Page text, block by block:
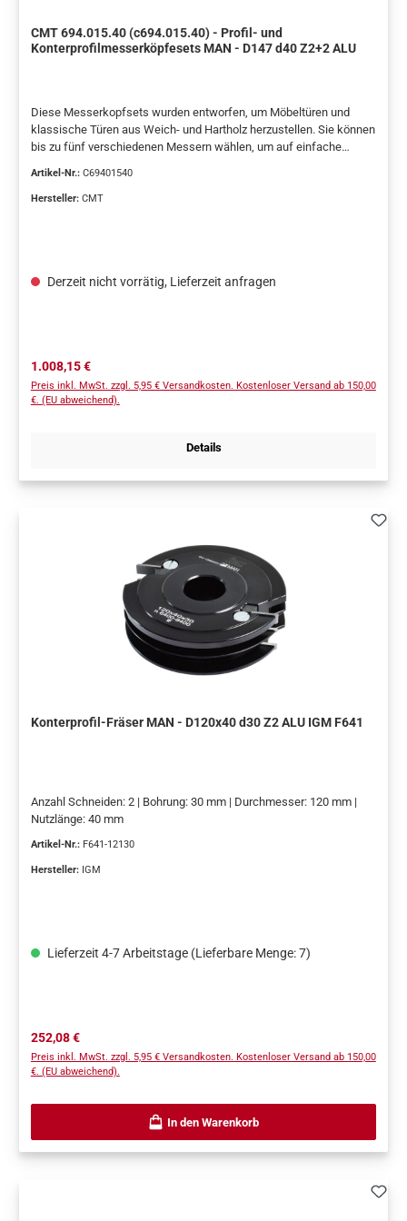
CMT 694.015.40 (c694.015.40) - Profil- und
Konterprofilmesserköpfesets MAN - D147 d40 Z2+2 ALU
Diese Messerkopfsets wurden entworfen, um Möbeltüren und
klassische Türen aus Weich- und Hartholz herzustellen. Sie können
bis zu fünf verschiedenen Messern wählen, um auf einfache
elegante, verstellbare Nuten mit 8mm bis 15mm Stärke zu
(Messerköpfe 1 und 2).Körper aus hochlegiertem Spezialstahl
(Messerköpfe 1 und 2).12 Distanzringe von 0,1mm bis 2mm
(Messerkopf 3).Werkzeuge für Handvorschub (MAN).Stifte für die
automatische Positionierung der Messer/Wendeplatten.GELIEFERT
Artikel-Nr.: C69401540
Hersteller: CMT
Derzeit nicht vorrätig, Lieferzeit anfragen
Regulärer Preis:
1.008,15 €
Preis inkl. MwSt. zzgl. 5,95 € Versandkosten. Kostenloser Versand ab 150,00
€. (EU abweichend).
Details
Konterprofil-Fräser MAN - D120x40 d30 Z2 ALU IGM F641
Anzahl Schneiden: 2 | Bohrung: 30 mm | Durchmesser: 120 mm |
Nutzlänge: 40 mm
Artikel-Nr.: F641-12130
Hersteller: IGM
Lieferzeit 4-7 Arbeitstage (Lieferbare Menge: 7)
Regulärer Preis:
252,08 €
Preis inkl. MwSt. zzgl. 5,95 € Versandkosten. Kostenloser Versand ab 150,00
€. (EU abweichend).
In den Warenkorb